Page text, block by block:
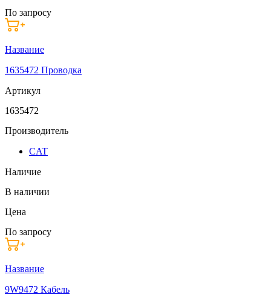
По запросу
Название
1635472 Проводка
Артикул
1635472
Производитель
CAT
Наличие
В наличии
Цена
По запросу
Название
9W9472 Кабель